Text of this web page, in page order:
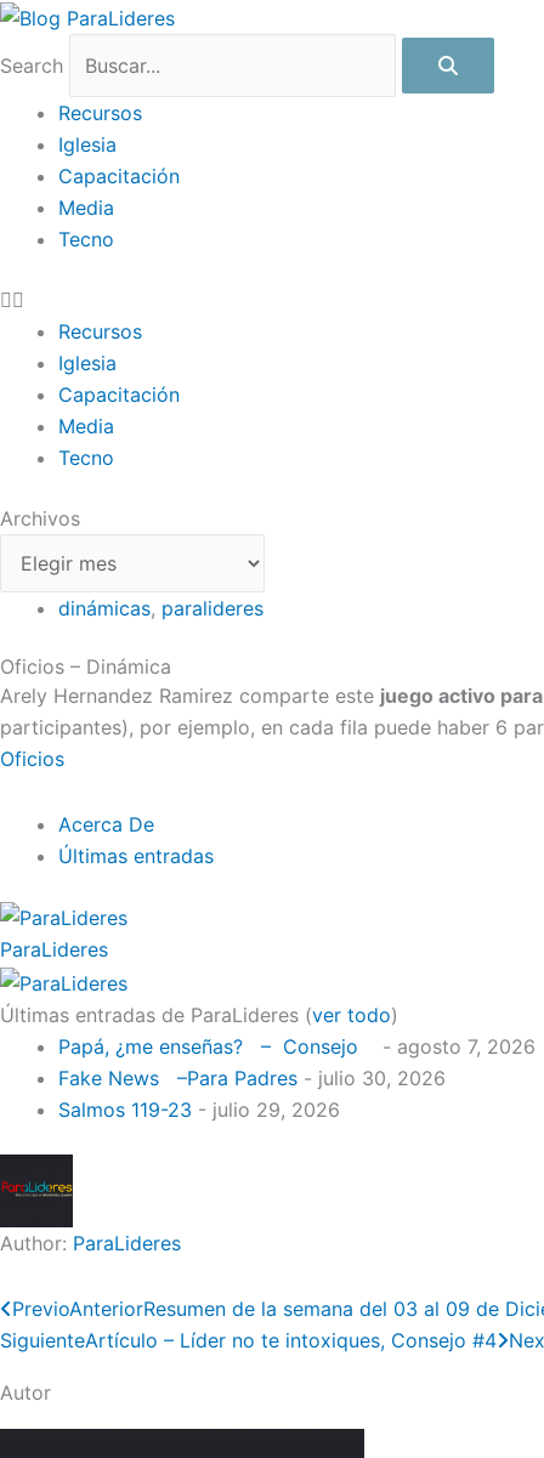
Ir
contenido
Search
Recursos
Iglesia
Capacitación
Media
Tecno
Recursos
Iglesia
Capacitación
Media
Tecno
Archivos
Archivos
dinámicas, paralideres
Oficios – Dinámica
Arely Hernandez Ramirez comparte este juego activo
participantes), por ejemplo, en cada fila puede haber 6
Oficios
Acerca De
Últimas entradas
ParaLideres
Últimas entradas de ParaLideres (ver todo)
Papá, ¿me enseñas? – Consejo
- agosto 7, 2026
Fake News –Para Padres - julio 30, 2026
Salmos 119-23 - julio 29, 2026
Author: ParaLideres
PrevioAnteriorResumen de la semana del 03 al 09 de
SiguienteArtículo – Líder no te intoxiques, Consejo #4
Autor